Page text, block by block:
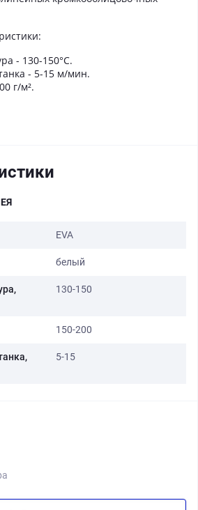
- 130-150°C.
- 5-15 м/мин.
г/м².
EVA
белый
130-150
150-200
5-15